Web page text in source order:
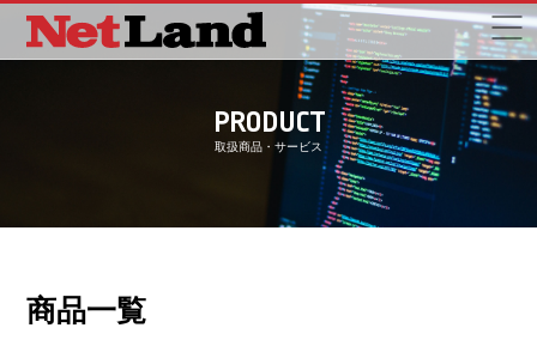
PRODUCT
取扱商品・サービス
商品一覧